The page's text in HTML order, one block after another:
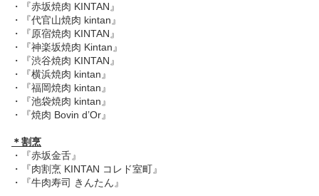
・『赤坂焼肉 KINTAN』
・『代官山焼肉 kintan』
・『原宿焼肉 KINTAN』
・『神楽坂焼肉 Kintan』
・『渋谷焼肉 KINTAN』
・『横浜焼肉 kintan』
・『福岡焼肉 kintan』
・『池袋焼肉 kintan』
・『焼肉 Bovin d’Or』
＊割烹
・『赤坂金舌』
・『肉割烹 KINTAN コレド室町』
・『牛肉寿司 きんたん』